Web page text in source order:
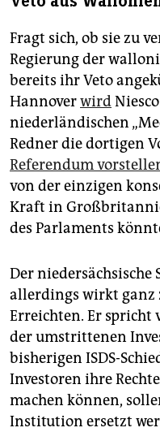
Fragt sich, ob sie zu
Regierung der
bereits ihr Veto
Hannoverwird
niederländischen
Redner die dortigen
Referendum
von der einzigen
Kraft in
des Parlaments
Der niedersächsische
allerdings wirkt
Erreichten. Er spricht
der umstrittenen
bisherigen ISDS-
Investoren ihre
machen können,
Institution ersetzt